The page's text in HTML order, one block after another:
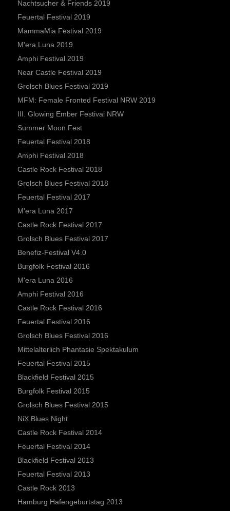
Nachtsucher & Friends 2019
Feuertal Festival 2019
MammaMia Festival 2019
M'era Luna 2019
Amphi Festival 2019
Near Castle Festival 2019
Grolsch Blues Festival 2019
MFM: Female Fronted Festival NRW 2019
III. Glowing Ember Festival NRW
Summer Moon Fest
Feuertal Festival 2018
Amphi Festival 2018
Castle Rock Festival 2018
Grolsch Blues Festival 2018
Feuertal Festival 2017
M'era Luna 2017
Castle Rock Festival 2017
Grolsch Blues Festival 2017
Benefiz-Festival V4.0
Burgfolk Festival 2016
M'era Luna 2016
Amphi Festival 2016
Castle Rock Festival 2016
Feuertal Festival 2016
Grolsch Blues Festival 2016
Mittelalterlich Phantasie Spektakulum
Feuertal Festival 2015
Blackfield Festival 2015
Burgfolk Festival 2015
Grolsch Blues Festival 2015
NiX Blues Night
Castle Rock Festival 2014
Feuertal Festival 2014
Blackfield Festival 2013
Feuertal Festival 2013
Castle Rock 2013
Hamburg Hafengeburtstag 2013